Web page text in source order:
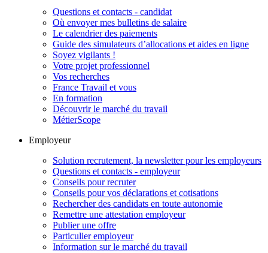
Questions et contacts - candidat
Où envoyer mes bulletins de salaire
Le calendrier des paiements
Guide des simulateurs d’allocations et aides en ligne
Soyez vigilants !
Votre projet professionnel
Vos recherches
France Travail et vous
En formation
Découvrir le marché du travail
MétierScope
Employeur
Solution recrutement, la newsletter pour les employeurs
Questions et contacts - employeur
Conseils pour recruter
Conseils pour vos déclarations et cotisations
Rechercher des candidats en toute autonomie
Remettre une attestation employeur
Publier une offre
Particulier employeur
Information sur le marché du travail